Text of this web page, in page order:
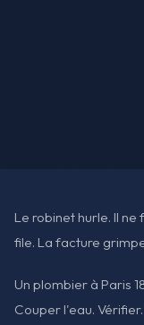
Le robinet hurle. Il
file. La facture
Un plombier à Paris
Couper l'eau.